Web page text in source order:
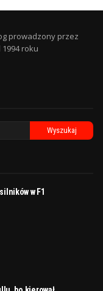
prowadzony przez
1994 roku
w F1